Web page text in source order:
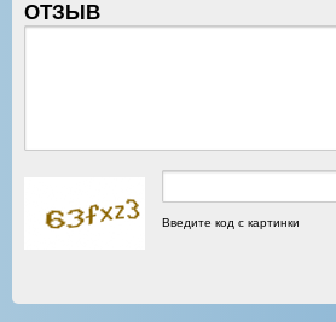
ОТЗЫВ
Введите код с картинки